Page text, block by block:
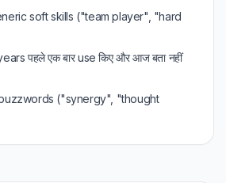
soft skills ("team player", "hard
पहले एक बार use किए और आज बता नहीं
buzzwords ("synergy", "thought